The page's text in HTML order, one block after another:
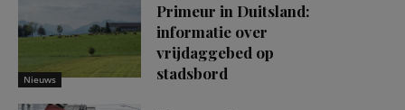
Nieuws
Primeur in Duitsland:
informatie over
vrijdaggebed op
stadsbord